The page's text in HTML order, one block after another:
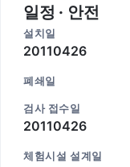
일정 · 안전
설치일
20110426
폐쇄일
검사 접수일
20110426
체험시설 설계일